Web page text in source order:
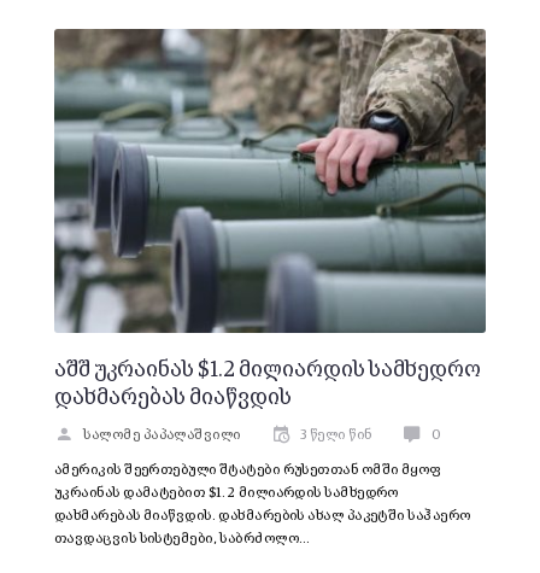
აშშ უკრაინას $1.2 მილიარდის სამხედრო
დახმარებას მიაწვდის
სალომე პაპალაშვილი 3 წელი წინ 0
ამერიკის შეერთებული შტატები რუსეთთან ომში მყოფ
უკრაინას დამატებით $1.2 მილიარდის სამხედრო
დახმარებას მიაწვდის. დახმარების ახალ პაკეტში საჰაერო
თავდაცვის სისტემები, საბრძოლო…